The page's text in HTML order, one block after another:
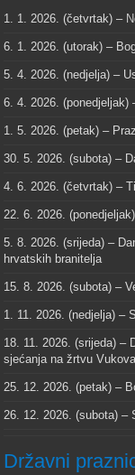
1. 1. 2026. (četvrtak) –
6. 1. 2026. (utorak) –
5. 4. 2026. (nedjelja) –
6. 4. 2026. (ponedjeljak)
1. 5. 2026. (petak) –
30. 5. 2026. (subota) –
4. 6. 2026. (četvrtak) –
22. 6. 2026.
5. 8. 2026. (srijeda) –
hrvatskih branitelja
15. 8. 2026. (subota) –
1. 11. 2026. (nedjelja) –
18. 11. 2026. (srijeda) –
sjećanja na žrtvu
25. 12. 2026. (petak) –
26. 12. 2026. (subota) –
Državni